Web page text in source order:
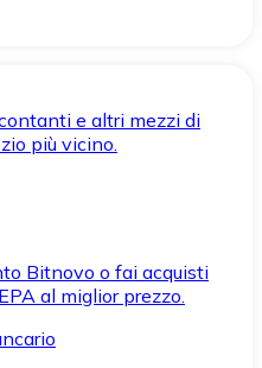
e altri mezzi di
più vicino.
Bitnovo o fai acquisti
al miglior prezzo.